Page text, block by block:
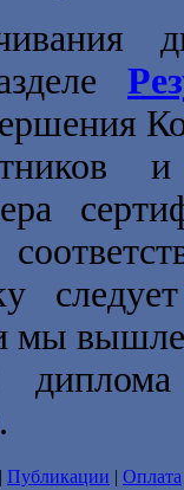
и
мы
| Публикации | Оплата